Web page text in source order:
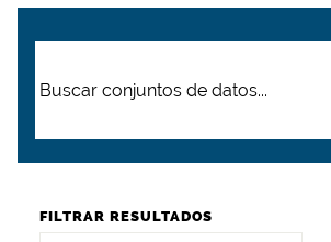
FILTRAR RESULTADOS